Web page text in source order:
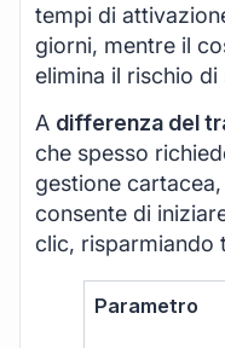
tempi di
giorni, mentre il
elimina il rischio
A differenza del
che spesso
gestione
consente di
clic, risparmiando
Parametro